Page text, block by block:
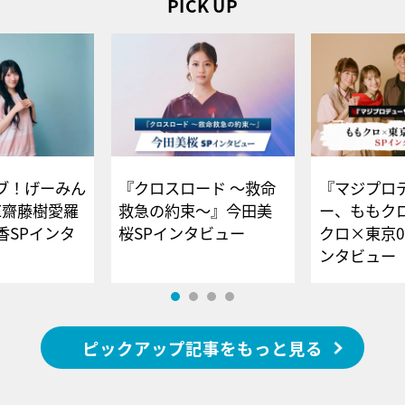
！げーみん
藤樹愛羅
SPインタ
『クロスロード ～救命
救急の約束～』今田美
桜SPインタビュー
『マジプロ
ー、ももク
クロ×東京
ンタビュー
ピックアップ記事をもっと見る